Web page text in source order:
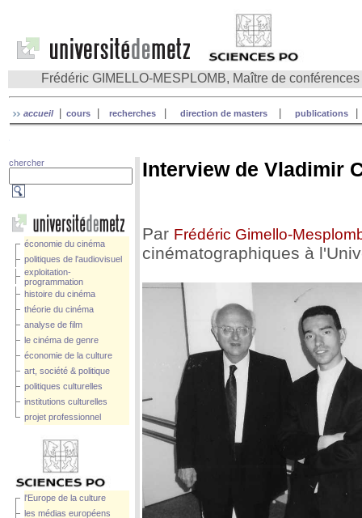
Frédéric GIMELLO-MESPLOMB, Maître de conférences
accueil cours recherches direction de masters publications
chercher
économie du cinéma
politiques de l'audiovisuel
exploitation-
programmation
histoire du cinéma
théorie du cinéma
analyse de film
le cinéma de genre
économie de la culture
art, société & politique
politiques culturelles
institutions culturelles
projet professionnel
l'Europe de la culture
les médias européens
Interview de Vladimir
Par Frédéric Gimello-
cinématographiques à